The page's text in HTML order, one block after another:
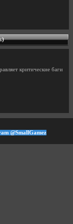
критические баги
@SmallGamez